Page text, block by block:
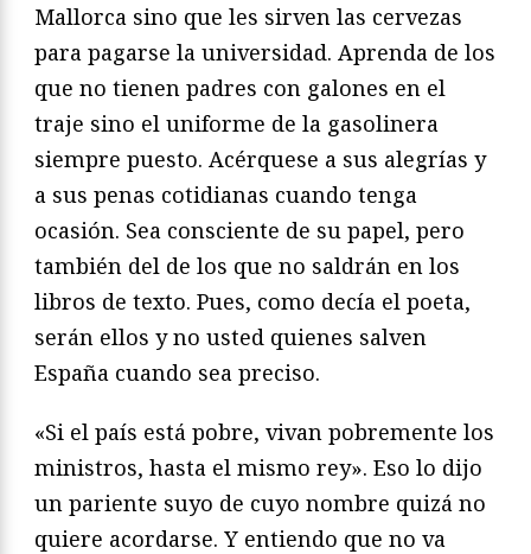
Mallorca sino que les sirven las cervezas
para pagarse la universidad. Aprenda de los
que no tienen padres con galones en el
traje sino el uniforme de la gasolinera
siempre puesto. Acérquese a sus alegrías y
a sus penas cotidianas cuando tenga
ocasión. Sea consciente de su papel, pero
también del de los que no saldrán en los
libros de texto. Pues, como decía el poeta,
serán ellos y no usted quienes salven
España cuando sea preciso.
«Si el país está pobre, vivan pobremente los
ministros, hasta el mismo rey». Eso lo dijo
un pariente suyo de cuyo nombre quizá no
quiere acordarse. Y entiendo que no va